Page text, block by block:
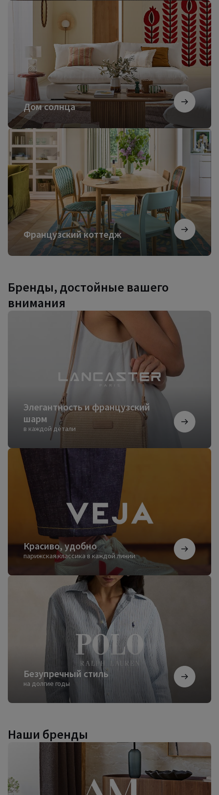
Дом солнца
Французский коттедж
Французский
коттедж
Бренды, достойные вашего
внимания
Элегантность и французский
шарм
в каждой детали
Красиво, удобно
парижская классика в каждой линии
Красиво,
удобно
Безупречный стиль
на долгие годы
Безупречный
Наши бренды